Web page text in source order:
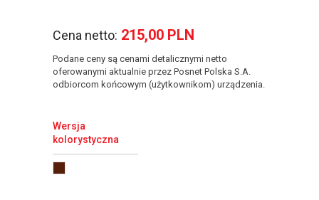
Cena netto: 215,00 PLN
Podane ceny są cenami detalicznymi netto
oferowanymi aktualnie przez Posnet Polska S.A.
odbiorcom końcowym (użytkownikom) urządzenia.
Wersja
kolorystyczna